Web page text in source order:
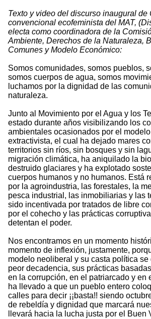
Texto y video del discurso inaugural de
convencional ecofeminista del MAT,
electa como coordinadora de la
Ambiente, Derechos de la Naturaleza,
Comunes y Modelo Económico:
Somos comunidades, somos pueblos,
somos cuerpos de agua, somos
luchamos por la dignidad de las
naturaleza.
Junto al Movimiento por el Agua y los
estado durante años visibilizando los
ambientales ocasionados por el
extractivista, el cual ha dejado mares
territorios sin ríos, sin bosques y sin
migración climática, ha aniquilado la
destruido glaciares y ha explotado
cuerpos humanos y no humanos. Está
por la agroindustria, las forestales, la
pesca industrial, las inmobiliarias y las
sido incentivada por tratados de libre
por el cohecho y las prácticas
detentan el poder.
Nos encontramos en un momento
momento de inflexión, justamente,
modelo neoliberal y su casta política se
peor decadencia, sus prácticas
en la corrupción, en el patriarcado y en
ha llevado a que un pueblo entero
calles para decir ¡¡basta!! siendo
de rebeldía y dignidad que marcará
llevará hacia la lucha justa por el Buen